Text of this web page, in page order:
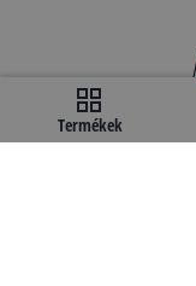
Termékek